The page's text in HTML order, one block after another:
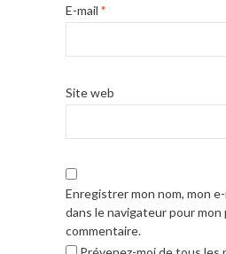
E-mail *
Site web
Enregistrer mon nom, mon
dans le navigateur pour mon
commentaire.